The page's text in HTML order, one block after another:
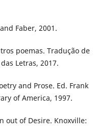
Faber, 2001.
poemas. Tradução de
Letras, 2017.
and Prose. Ed. Frank
of America, 1997.
out of Desire. Knoxville: